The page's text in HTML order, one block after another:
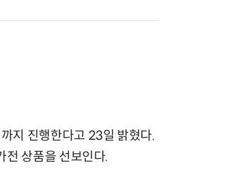
지 진행한다고 23일 밝혔다.
전 상품을 선보인다.